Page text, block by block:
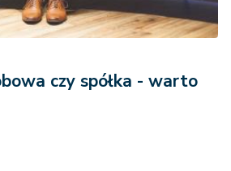
czy spółka - warto